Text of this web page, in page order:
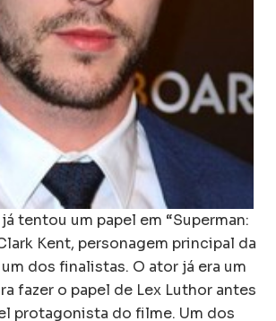
tentou um papel em “Superman:
Kent, personagem principal da
dos finalistas. O ator já era um
fazer o papel de Lex Luthor antes
protagonista do filme. Um dos